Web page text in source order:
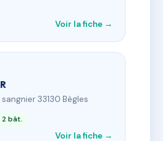
Voir la fiche →
33130 Bègles
bât.
Voir la fiche →